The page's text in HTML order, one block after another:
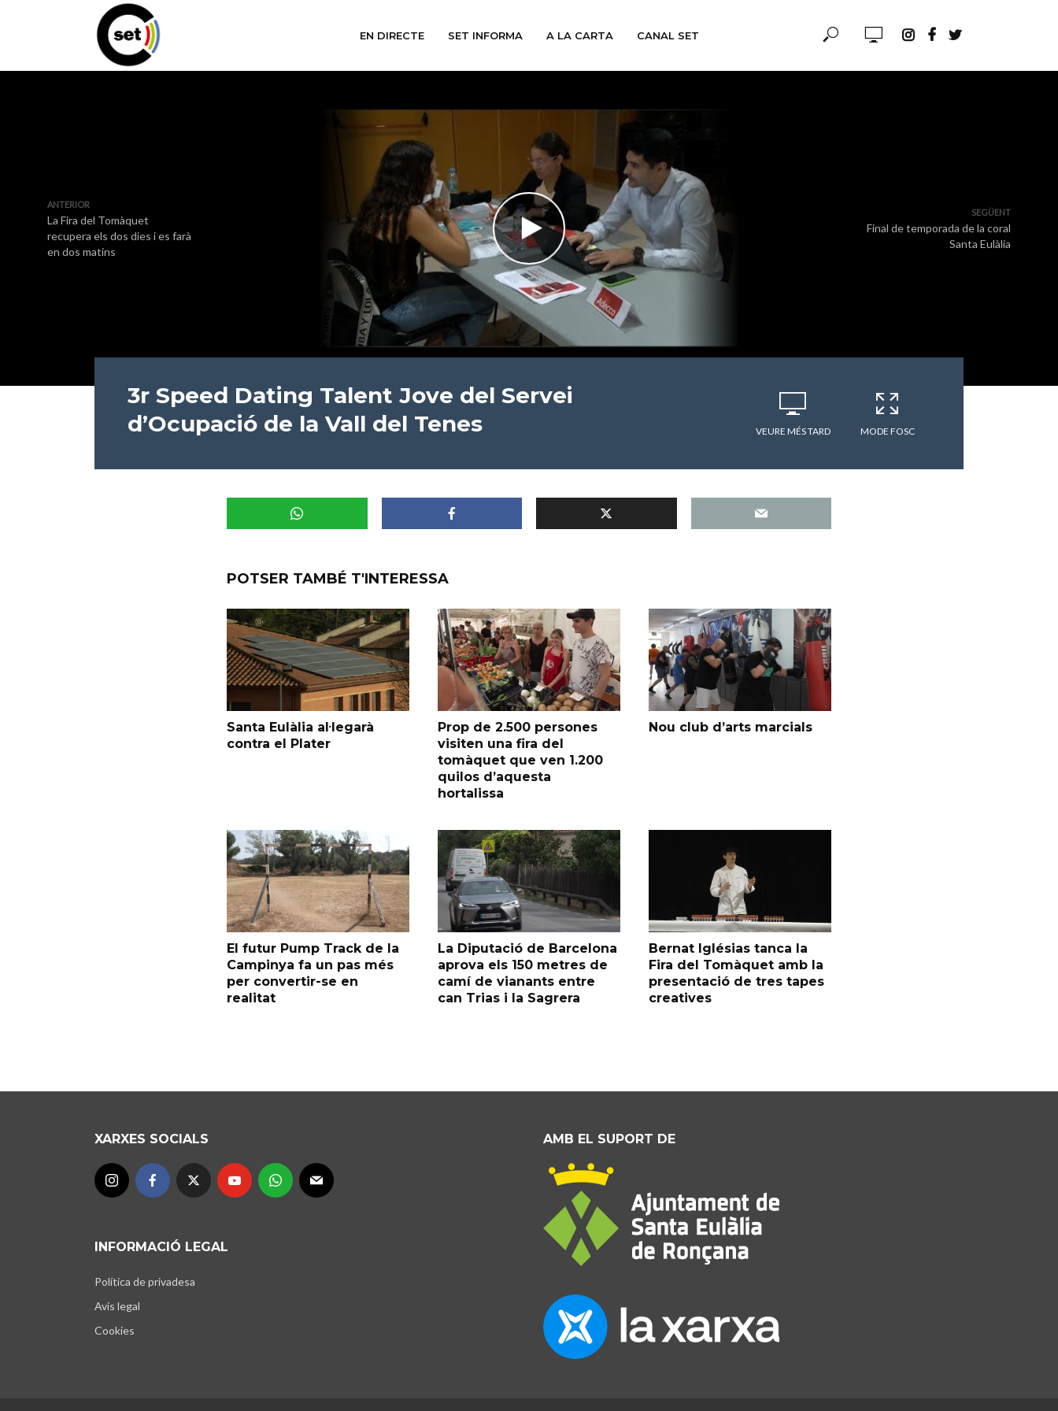
EN DIRECTE SET INFORMA A LA CARTA CANAL SET
ANTERIOR
La Fira del Tomàquet
recupera els dos dies i es farà
en dos matins
SEGÜENT
Final de temporada de la coral
Santa Eulàlia
3r Speed Dating Talent Jove del Servei
d’Ocupació de la Vall del Tenes
VEURE MÉS TARD MODE FOSC
POTSER TAMBÉ T'INTERESSA
Santa Eulàlia al·legarà
contra el Plater
Prop de 2.500 persones
visiten una fira del
tomàquet que ven 1.200
quilos d’aquesta
hortalissa
Nou club d’arts marcials
El futur Pump Track de la
Campinya fa un pas més
per convertir-se en
realitat
La Diputació de Barcelona
aprova els 150 metres de
camí de vianants entre
can Trias i la Sagrera
Bernat Iglésias tanca la
Fira del Tomàquet amb la
presentació de tres tapes
creatives
XARXES SOCIALS
INFORMACIÓ LEGAL
Política de privadesa
Avís legal
Cookies
AMB EL SUPORT DE